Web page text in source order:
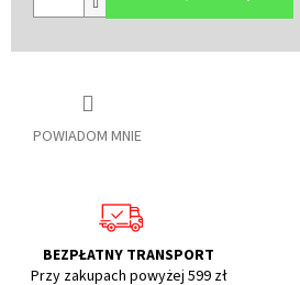
POWIADOM MNIE
BEZPŁATNY TRANSPORT
Przy zakupach powyżej 599 zł